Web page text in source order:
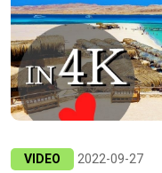
VIDEO 2022-09-27